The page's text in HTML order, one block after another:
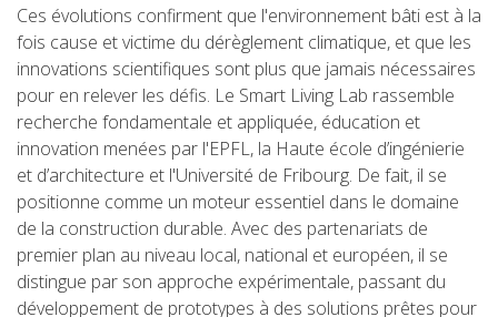
Ces évolutions confirment que l'environnement bâti est à la
fois cause et victime du dérèglement climatique, et que les
innovations scientifiques sont plus que jamais nécessaires
pour en relever les défis. Le Smart Living Lab rassemble
recherche fondamentale et appliquée, éducation et
innovation menées par l'EPFL, la Haute école d’ingénierie
et d’architecture et l'Université de Fribourg. De fait, il se
positionne comme un moteur essentiel dans le domaine
de la construction durable. Avec des partenariats de
premier plan au niveau local, national et européen, il se
distingue par son approche expérimentale, passant du
développement de prototypes à des solutions prêtes pour